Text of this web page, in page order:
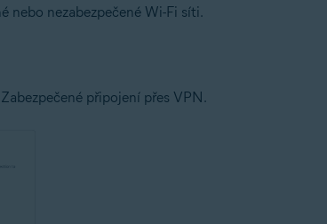
nebo nezabezpečené Wi-Fi síti.
připojení přes VPN.